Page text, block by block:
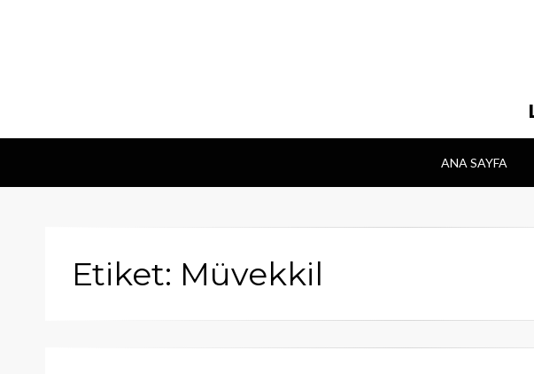
ANA SAYFA
Etiket: Müvekkil